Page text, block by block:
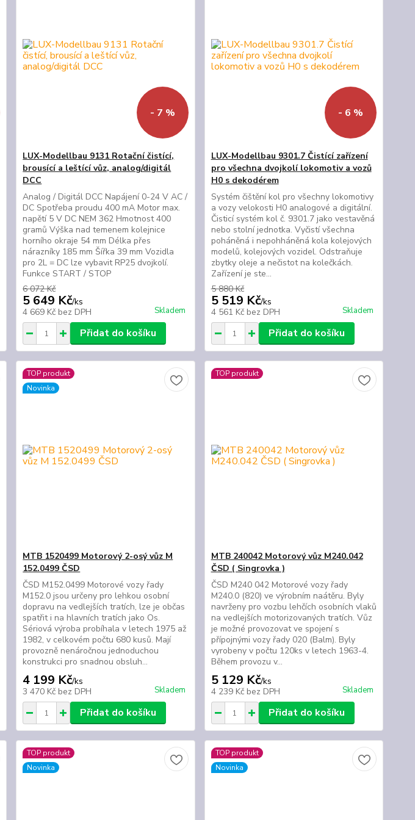
- 7 %
LUX-Modellbau 9131 Rotační čistící,
brousící a leštící vůz, analog/digitál
DCC
Analog / Digitál DCC Napájení 0-24 V AC /
DC Spotřeba proudu 400 mA Motor max.
napětí 5 V DC NEM 362 Hmotnost 400
gramů Výška nad temenem kolejnice
horního okraje 54 mm Délka přes
nárazníky 185 mm Šířka 39 mm Vozidla
pro 2L = DC lze vybavit RP25 dvojkolí.
Funkce START / STOP
6 072 Kč
5 649 Kč/ks
4 669 Kč bez DPH Skladem
Přidat do košíku
- 6 %
LUX-Modellbau 9301.7 Čistící zařízení
pro všechna dvojkolí lokomotiv a vozů
H0 s dekodérem
Systém čištění kol pro všechny lokomotivy
a vozy velokosti H0 analogové a digitální.
Čisticí systém kol č. 9301.7 jako vestavěná
nebo stolní jednotka. Vyčistí všechna
poháněná i nepohháněná kola kolejových
modelů, kolejových vozidel. Odstraňuje
zbytky oleje a nečistot na kolečkách.
Zařízení je ste...
5 880 Kč
5 519 Kč/ks
4 561 Kč bez DPH Skladem
Přidat do košíku
TOP produkt
Novinka
MTB 1520499 Motorový 2-osý vůz M
152.0499 ČSD
ČSD M152.0499 Motorové vozy řady
M152.0 jsou určeny pro lehkou osobní
dopravu na vedlejších tratích, lze je občas
spatřit i na hlavních tratích jako Os.
Sériová výroba probíhala v letech 1975 až
1982, v celkovém počtu 680 kusů. Mají
provozně nenáročnou jednoduchou
konstrukci pro snadnou obsluh...
4 199 Kč/ks
3 470 Kč bez DPH Skladem
Přidat do košíku
TOP produkt
MTB 240042 Motorový vůz M240.042
ČSD ( Singrovka )
ČSD M240 042 Motorové vozy řady
M240.0 (820) ve výrobním naátěru. Byly
navrženy pro vozbu lehčích osobních vlaků
na vedlejších motorizovaných tratích. Vůz
je možné provozovat ve spojení s
přípojnými vozy řady 020 (Balm). Byly
vyrobeny v počtu 120ks v letech 1963-4.
Během provozu v...
5 129 Kč/ks
4 239 Kč bez DPH Skladem
Přidat do košíku
TOP produkt
Novinka
TOP produkt
Novinka